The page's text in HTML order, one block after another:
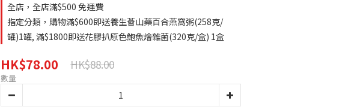
全店，全店滿$500 免運費
指定分類，購物滿$600即送養生薈山藥百合燕窩粥(258克/
罐)1罐, 滿$1800即送花膠扒原色鮑魚燴雜菌(320克/盒) 1盒
HK$78.00 HK$88.00
數量